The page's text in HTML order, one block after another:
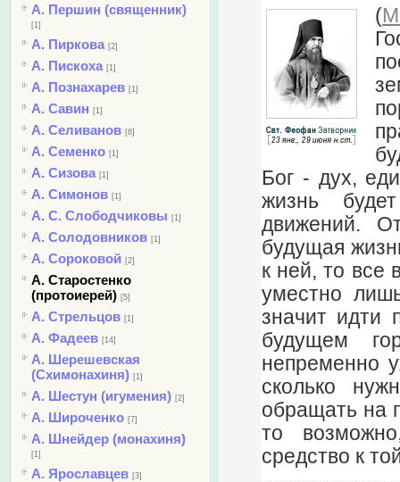
А. Першин (священник)
[1]
А. Пиркова [2]
А. Пискоха [1]
А. Познахарев [1]
А. Савин [1]
А. Селиванов [6]
А. Семенко [1]
А. Сизова [1]
А. Симонов [1]
А. С. Слободчиковы [1]
А. Солодовников [1]
А. Сороковой [2]
А. Старостенко
(протоиерей) [5]
А. Стрельцов [1]
А. Фадеев [14]
А. Шерешевская
(Схимонахиня) [1]
А. Шестун (игумения) [2]
А. Широченко [7]
А. Шнейдер (монахиня)
[1]
А. Ярославцев [3]
(
Бог - дух,
жизнь
движений.
будущая
к ней, то все
уместно
значит идти
будущем
непременно
сколько
обращать на
то
средство к